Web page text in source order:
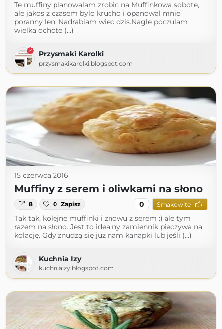
Te muffiny planowalam zrobic na Muffinkowa sobote,
ale jakos z czasem bylo krucho i opanowal mnie
poranny len. Nadrabiam wiec dzis.Nagle poczulam
wielka ochote (...)
Przysmaki Karolki
przysmakikarolki.blogspot.com
15 czerwca 2016
Muffiny z serem i oliwkami na słono
8 0 Zapisz 0 Smakowite
Tak tak, kolejne muffinki i znowu z serem :) ale tym
razem na słono. Jest to idealny zamiennik pieczywa na
kolację. Gdy znudzą się już nam kanapki lub jeśli (...)
Kuchnia Izy
kuchniaizy.blogspot.com